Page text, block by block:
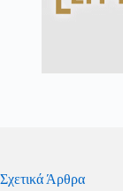
Σχετικά Άρθρα